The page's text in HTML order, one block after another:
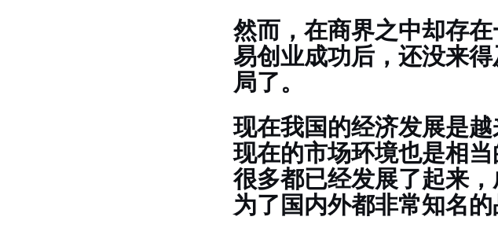
然而，在商界之中却存
易创业成功后，还没来
局了。
现在我国的经济发展是
现在的市场环境也是相
很多都已经发展了起来
为了国内外都非常知名的